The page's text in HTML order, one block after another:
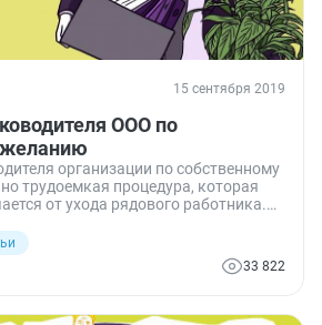
15 сентября 2019
ООО по
желанию
организации по собственному
трудоемкая процедура, которая
от ухода рядового работника.
процесса, знание которых
проблем с трудовой инспекцией и33 822